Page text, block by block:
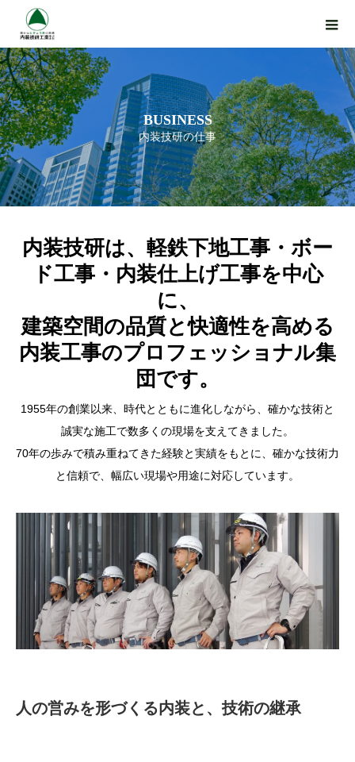
BUSINESS
内装技研の仕事
内装技研は、軽鉄下地工事・ボー
ド工事・内装仕上げ工事を中心
に、
建築空間の品質と快適性を高める
内装工事のプロフェッショナル集
団です。
1955年の創業以来、時代とともに進化しながら、確かな技術と
誠実な施工で数多くの現場を支えてきました。
70年の歩みで積み重ねてきた経験と実績をもとに、確かな技術力
と信頼で、幅広い現場や用途に対応しています。
人の営みを形づくる内装と、技術の継承